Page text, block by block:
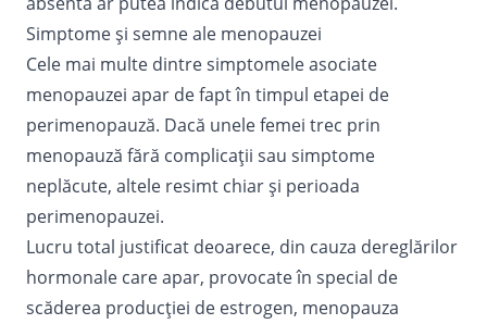
Simptome și semne ale menopauzei
Cele mai multe dintre simptomele asociate
menopauzei apar de fapt în timpul etapei de
perimenopauză. Dacă unele femei trec prin
menopauză fără complicații sau simptome
neplăcute, altele resimt chiar și perioada
perimenopauzei.
Lucru total justificat deoarece, din cauza dereglărilor
hormonale care apar, provocate în special de
scăderea producției de estrogen, menopauza